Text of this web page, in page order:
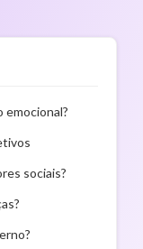
sociais?